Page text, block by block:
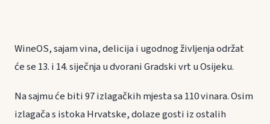
WineOS, sajam vina, delicija i ugodnog življenja održat
će se 13. i 14. siječnja u dvorani Gradski vrt u Osijeku.
Na sajmu će biti 97 izlagačkih mjesta sa 110 vinara. Osim
izlagača s istoka Hrvatske, dolaze gosti iz ostalih